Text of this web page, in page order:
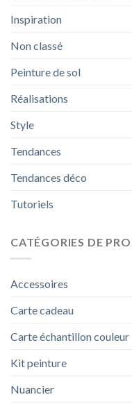
Inspiration
Non classé
Peinture de sol
Réalisations
Style
Tendances
Tendances déco
Tutoriels
CATÉGORIES DE
Accessoires
Carte cadeau
Carte échantillon couleur
Kit peinture
Nuancier